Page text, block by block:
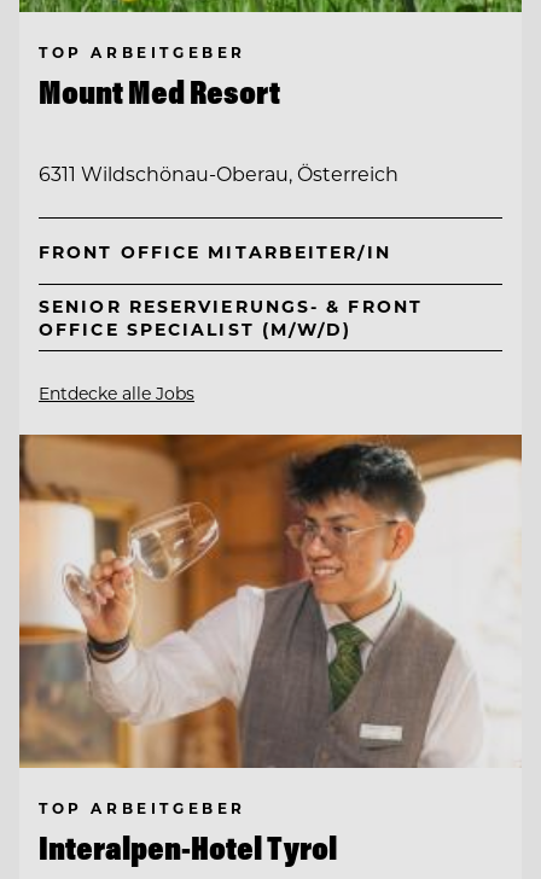
TOP ARBEITGEBER
Mount Med Resort
6311 Wildschönau-Oberau, Österreich
FRONT OFFICE MITARBEITER/IN
SENIOR RESERVIERUNGS- & FRONT
OFFICE SPECIALIST (M/W/D)
Entdecke alle Jobs
TOP ARBEITGEBER
Interalpen-Hotel Tyrol